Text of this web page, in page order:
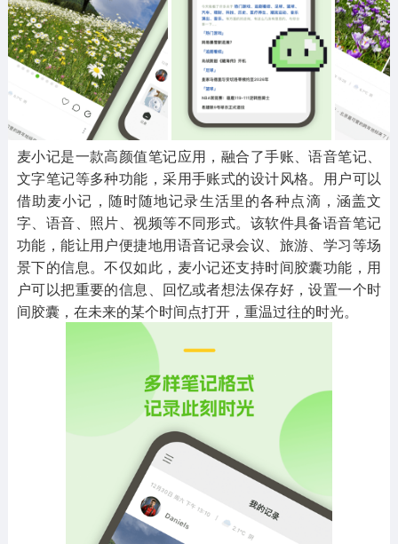
游戏攻略
63款应用
软件教程
8款应用
热点新闻
8款应用
麦小记是一款高颜值笔记应用，融合了手账、语音笔记、
文字笔记等多种功能，采用手账式的设计风格。用户可以
借助麦小记，随时随地记录生活里的各种点滴，涵盖文
字、语音、照片、视频等不同形式。该软件具备语音笔记
功能，能让用户便捷地用语音记录会议、旅游、学习等场
景下的信息。不仅如此，麦小记还支持时间胶囊功能，用
户可以把重要的信息、回忆或者想法保存好，设置一个时
间胶囊，在未来的某个时间点打开，重温过往的时光。